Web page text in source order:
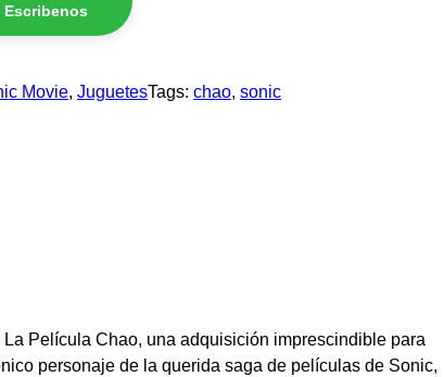
Escribenos
Movie, JuguetesTags: chao, sonic
Película Chao, una adquisición imprescindible para
personaje de la querida saga de películas de Sonic,